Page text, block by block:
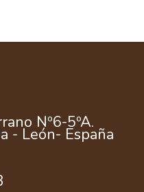
Nº6-5ºA.
- León- España